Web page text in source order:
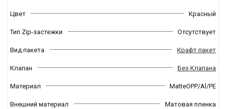
Цвет Красный
Тип Zip-застежки Отсутствует
Вид пакета Крафт пакет
Клапан Без Клапана
Материал MatteOPP/Al/PE
Внешний материал Матовая пленка